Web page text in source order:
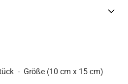
- Größe (10 cm x 15 cm)